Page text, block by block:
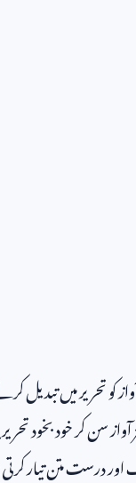
تحریر میں تبدیل
سن کر خود بخود
درست متن تیار کرتی